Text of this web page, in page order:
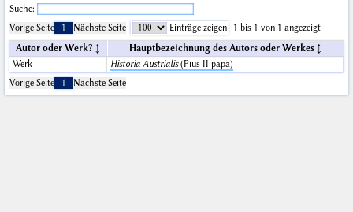
Suche:
Vorige Seite
1 Nächste Seite Einträge zeigen
1 bis 1 von 1 angezeigt
Autor oder Werk?
Hauptbezeichnung des Autors oder Werkes
Werk
Historia Austrialis(Pius II papa)
Vorige Seite
1 Nächste Seite